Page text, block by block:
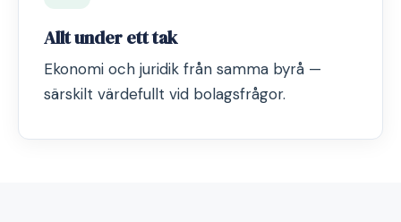
Allt under ett tak
Ekonomi och juridik från samma byrå —
särskilt värdefullt vid bolagsfrågor.